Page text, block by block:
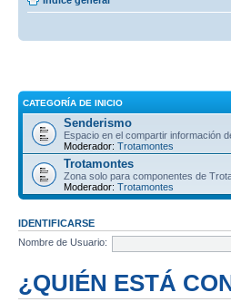
CATEGORÍA DE INICIO
Senderismo
Espacio en el compartir información
Moderador: Trotamontes
Trotamontes
Zona solo para componentes de
Moderador: Trotamontes
IDENTIFICARSE
Nombre de Usuario:
¿QUIÉN ESTÁ